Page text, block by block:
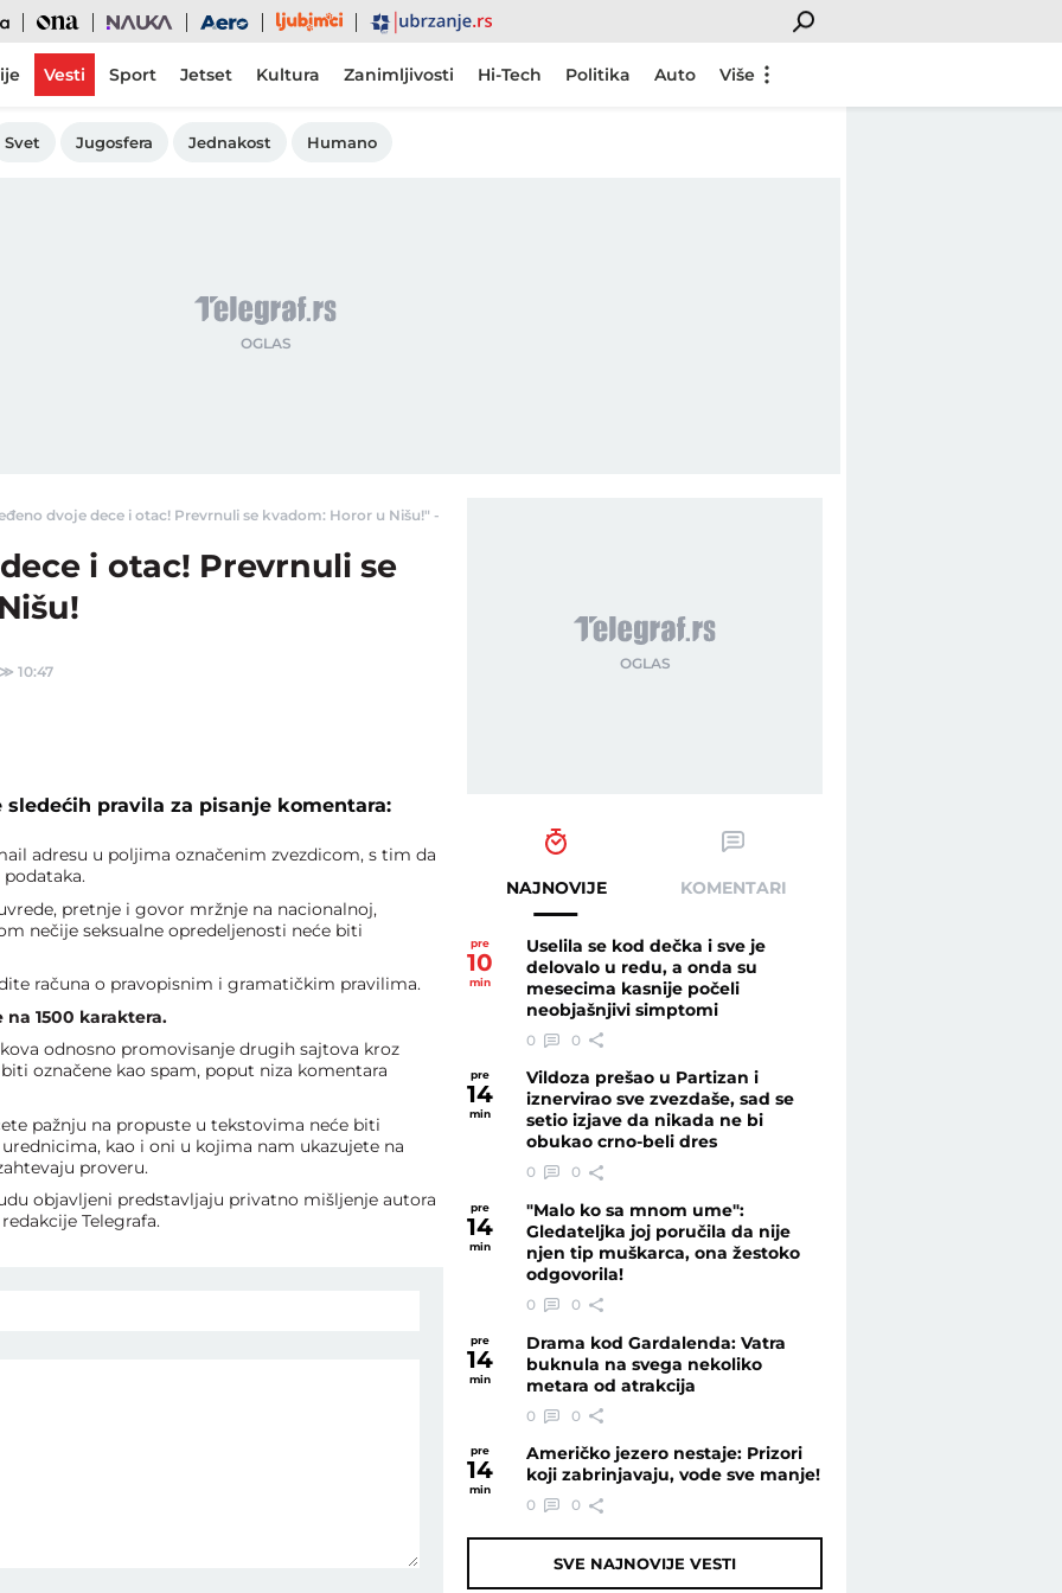
Ona Nauka Aero Ljubimci Ubrzanje
Vesti Sport Jetset Kultura Zanimljivosti Hi-Tech Politika Auto Više
Svet Jugosfera Jednakost Humano
dvoje dece i otac! Prevrnuli se kvadom: Horor u Nišu!" - Telegraf.rs
i otac! Prevrnuli se
10:47
pravila za pisanje komentara:
adresu u poljima označenim zvezdicom, s tim da
pretnje i govor mržnje na nacionalnoj,
nečije seksualne opredeljenosti neće biti
računa o pravopisnim i gramatičkim pravilima.
1500 karaktera.
odnosno promovisanje drugih sajtova kroz
označene kao spam, poput niza komentara
pažnju na propuste u tekstovima neće biti
kao i oni u kojima nam ukazujete na
proveru.
objavljeni predstavljaju privatno mišljenje autora
Telegrafa.
NAJNOVIJE KOMENTARI
pre
10
min
Uselila se kod dečka i sve je
delovalo u redu, a onda su
mesecima kasnije počeli
neobjašnjivi simptomi
0 0
pre
14
min
Vildoza prešao u Partizan i
iznervirao sve zvezdaše, sad se
setio izjave da nikada ne bi
obukao crno-beli dres
0 0
pre
14
min
"Malo ko sa mnom ume":
Gledateljka joj poručila da nije
njen tip muškarca, ona žestoko
odgovorila!
0 0
pre
14
min
Drama kod Gardalenda: Vatra
buknula na svega nekoliko
metara od atrakcija
0 0
pre
14
min
Američko jezero nestaje: Prizori
koji zabrinjavaju, vode sve manje!
0 0
SVE NAJNOVIJE VESTI